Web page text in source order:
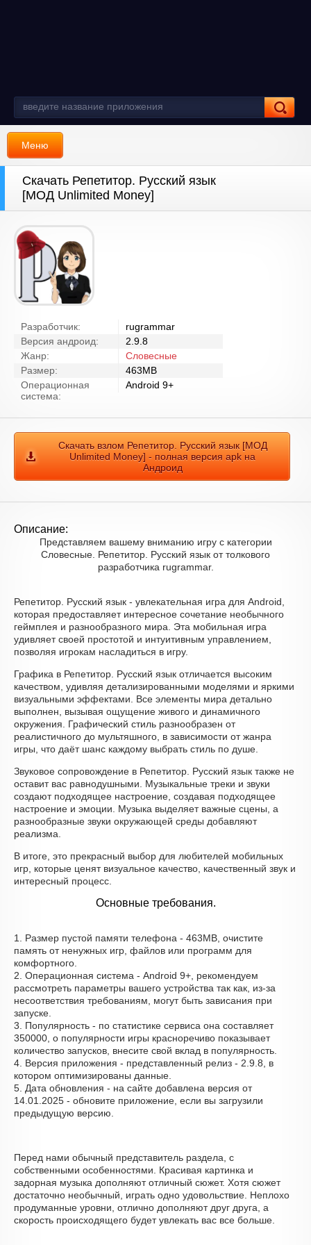
Меню
Скачать Репетитор. Русский язык
[МОД Unlimited Money]
Разработчик:
rugrammar
Версия андроид:
2.9.8
Жанр:
Словесные
Размер:
463MB
Операционная
система:
Android 9+
Скачать взлом Репетитор. Русский язык [МОД
Unlimited Money] - полная версия apk на
Андроид
Описание:
Представляем вашему вниманию игру с категории
Словесные. Репетитор. Русский язык от толкового
разработчика rugrammar.
Репетитор. Русский язык - увлекательная игра для Android,
которая предоставляет интересное сочетание необычного
геймплея и разнообразного мира. Эта мобильная игра
удивляет своей простотой и интуитивным управлением,
позволяя игрокам насладиться в игру.
Графика в Репетитор. Русский язык отличается высоким
качеством, удивляя детализированными моделями и яркими
визуальными эффектами. Все элементы мира детально
выполнен, вызывая ощущение живого и динамичного
окружения. Графический стиль разнообразен от
реалистичного до мультяшного, в зависимости от жанра
игры, что даёт шанс каждому выбрать стиль по душе.
Звуковое сопровождение в Репетитор. Русский язык также не
оставит вас равнодушными. Музыкальные треки и звуки
создают подходящее настроение, создавая подходящее
настроение и эмоции. Музыка выделяет важные сцены, а
разнообразные звуки окружающей среды добавляют
реализма.
В итоге, это прекрасный выбор для любителей мобильных
игр, которые ценят визуальное качество, качественный звук и
интересный процесс.
Основные требования.
1. Размер пустой памяти телефона - 463MB, очистите
память от ненужных игр, файлов или программ для
комфортного.
2. Операционная система - Android 9+, рекомендуем
рассмотреть параметры вашего устройства так как, из-за
несоответствия требованиям, могут быть зависания при
запуске.
3. Популярность - по статистике сервиса она составляет
350000, о популярности игры красноречиво показывает
количество запусков, внесите свой вклад в популярность.
4. Версия приложения - представленный релиз - 2.9.8, в
котором оптимизированы данные.
5. Дата обновления - на сайте добавлена версия от
14.01.2025 - обновите приложение, если вы загрузили
предыдущую версию.
Перед нами обычный представитель раздела, с
собственными особенностями. Красивая картинка и
задорная музыка дополняют отличный сюжет. Хотя сюжет
достаточно необычный, играть одно удовольствие. Неплохо
продуманные уровни, отлично дополняют друг друга, а
скорость происходящего будет увлекать вас все больше.